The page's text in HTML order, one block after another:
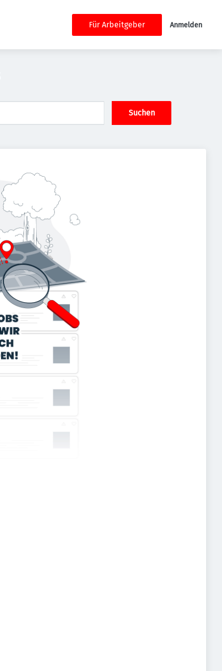
Für Arbeitgeber Anmelden
Suchen